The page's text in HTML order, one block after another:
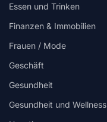
Essen und Trinken
Finanzen & Immobilien
Frauen / Mode
Geschäft
Gesundheit
Gesundheit und Wellness